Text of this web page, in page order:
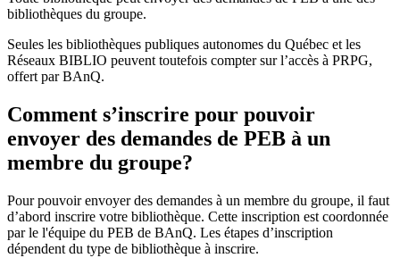
bibliothèques du groupe.
Seules les bibliothèques publiques autonomes du Québec et les
Réseaux BIBLIO peuvent toutefois compter sur l’accès à PRPG,
offert par BAnQ.
Comment s’inscrire pour pouvoir
envoyer des demandes de PEB à un
membre du groupe?
Pour pouvoir envoyer des demandes à un membre du groupe, il faut
d’abord inscrire votre bibliothèque. Cette inscription est coordonnée
par le l'équipe du PEB de BAnQ. Les étapes d’inscription
dépendent du type de bibliothèque à inscrire.